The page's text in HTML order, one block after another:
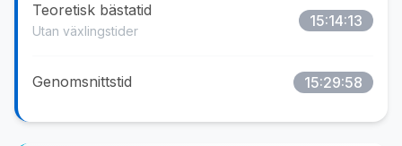
Teoretisk bästatid
Utan växlingstider
15:14:13
Genomsnittstid 15:29:58